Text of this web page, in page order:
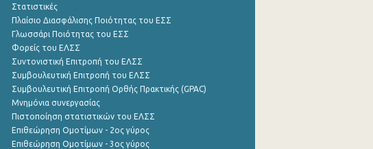
Στατιστικές
Πλαίσιο Διασφάλισης Ποιότητας του ΕΣΣ
Γλωσσάρι Ποιότητας του ΕΣΣ
Φορείς του ΕΛΣΣ
Συντονιστική Επιτροπή του ΕΛΣΣ
Συμβουλευτική Επιτροπή του ΕΛΣΣ
Συμβουλευτική Επιτροπή Ορθής Πρακτικής (GPAC)
Μνημόνια συνεργασίας
Πιστοποίηση στατιστικών του ΕΛΣΣ
Επιθεώρηση Ομοτίμων - 2ος γύρος
Επιθεώρηση Ομοτίμων - 3ος γύρος